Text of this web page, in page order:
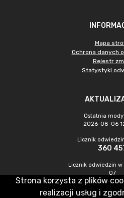
Mapa
Ochrona danych
Rejestr
Statystyki
Ostatnia
2026-08-06
Licznik
360
Licznik odwiedzin
07
1 102
Strona korzysta z plików
realizacji usług i